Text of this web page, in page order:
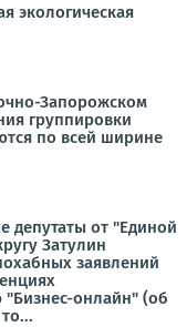
экологическая
Запорожском
группировки
по всей ширине
депутаты от "Единой
Затулин
заявлений
онлайн" (об